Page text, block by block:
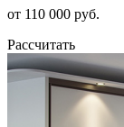
от 110 000 руб.
Рассчитать